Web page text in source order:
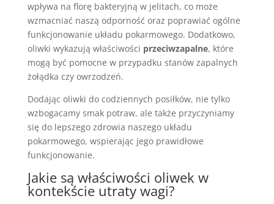
wpływa na florę bakteryjną w jelitach, co może
wzmacniać naszą odporność oraz poprawiać ogólne
funkcjonowanie układu pokarmowego. Dodatkowo,
oliwki wykazują właściwości przeciwzapalne, które
mogą być pomocne w przypadku stanów zapalnych
żołądka czy owrzodzeń.
Dodając oliwki do codziennych posiłków, nie tylko
wzbogacamy smak potraw, ale także przyczyniamy
się do lepszego zdrowia naszego układu
pokarmowego, wspierając jego prawidłowe
funkcjonowanie.
Jakie są właściwości oliwek w
kontekście utraty wagi?